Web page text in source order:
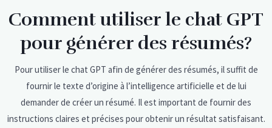
Comment utiliser le chat GPT
pour générer des résumés?
Pour utiliser le chat GPT afin de générer des résumés, il suffit de
fournir le texte d’origine à l’intelligence artificielle et de lui
demander de créer un résumé. Il est important de fournir des
instructions claires et précises pour obtenir un résultat satisfaisant.